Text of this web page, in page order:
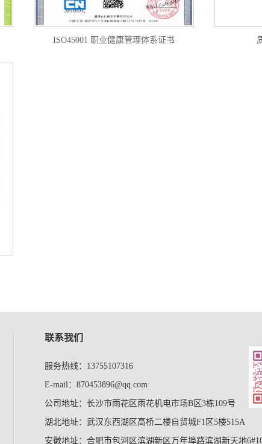
ISO45001 职业健康管理体系证书
联系我们
服务热线：13755107316
E-mail：870453896@qq.com
公司地址：长沙市雨花区雨花机电市场B区3栋109号
湖北地址：武汉东西湖区高桥二楼自贸城F1区5楼515A
安徽地址：合肥市包河区滨湖新区万年埠路滨湖新天地